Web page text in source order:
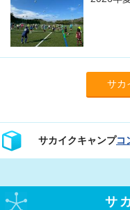
サカ
サカイクキャンプコ
サ